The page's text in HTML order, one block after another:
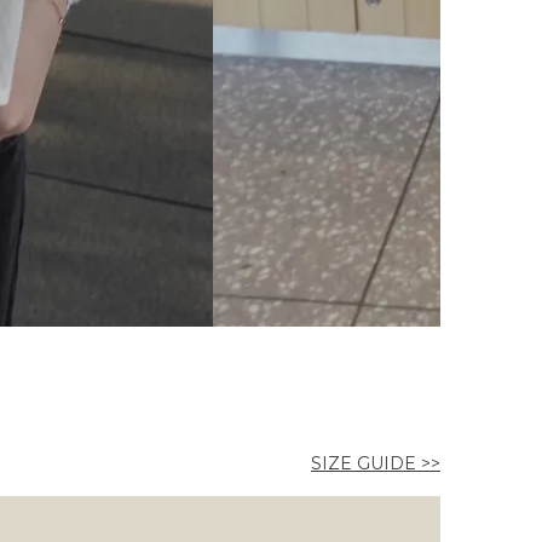
SIZE GUIDE >>